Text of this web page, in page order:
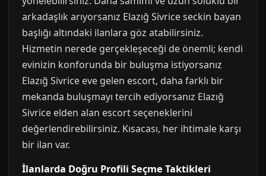
arkadaşlık arıyorsanız Elazığ Sivrice seckin bayan
başlığı altındaki ilanlara göz atabilirsiniz.
Hizmetin nerede gerçekleşeceği de önemli; kendi
evinizin konforunda bir buluşma istiyorsanız
Elazığ Sivrice eve gelen escort, daha farklı bir
mekanda buluşmayı tercih ediyorsanız Elazığ
Sivrice elden alan escort seçeneklerini
değerlendirebilirsiniz. Kısacası, her ihtimale karşı
bir ilan var.
İlanlarda Doğru Profili Seçme Taktikleri